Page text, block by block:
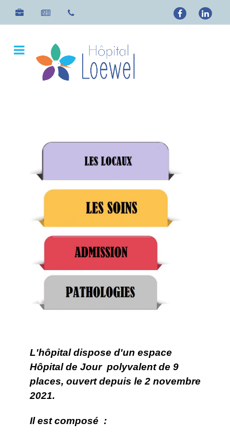
L'hôpital dispose d'un espace
Hôpital de Jour polyvalent de 9
places, ouvert depuis le 2 novembre
2021.
Il est composé :